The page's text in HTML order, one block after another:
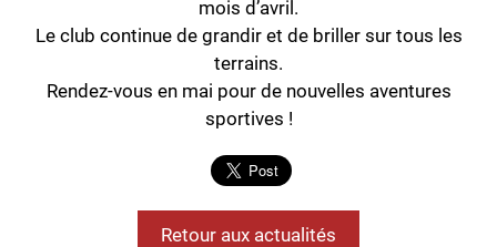
mois d’avril.
Le club continue de grandir et de briller sur tous les
terrains.
Rendez‑vous en mai pour de nouvelles aventures
sportives !
Retour aux actualités